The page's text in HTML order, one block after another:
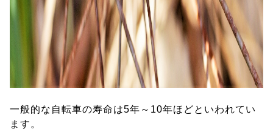
一般的な自転車の寿命は5年～10年ほどといわれてい
ます。